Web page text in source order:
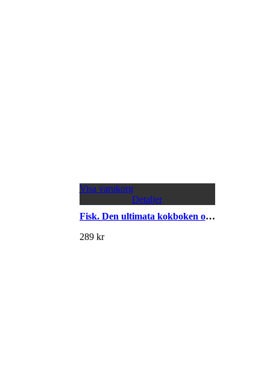
Visa varukorg
Detaljer
Fisk. Den ultimata kokboken om fisk och skaldjur
289 kr